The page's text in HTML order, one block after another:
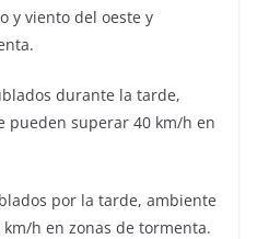
y viento del oeste y
durante la tarde,
pueden superar 40 km/h en
por la tarde, ambiente
h en zonas de tormenta.